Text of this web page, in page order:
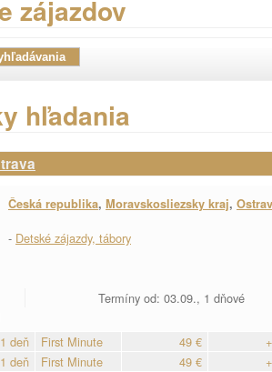
zájazdov
hľadania
Česká republika, Moravskosliezsky kraj,
- Detské zájazdy, tábory
Termíny od: 03.09., 1 dňové
1 deň First Minute 49 €
1 deň First Minute 49 €